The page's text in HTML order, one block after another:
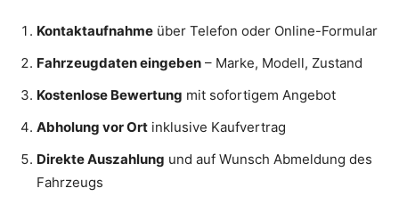
Kontaktaufnahme über Telefon oder Online-Formular
Fahrzeugdaten eingeben – Marke, Modell, Zustand
Kostenlose Bewertung mit sofortigem Angebot
Abholung vor Ort inklusive Kaufvertrag
Direkte Auszahlung und auf Wunsch Abmeldung des
Fahrzeugs